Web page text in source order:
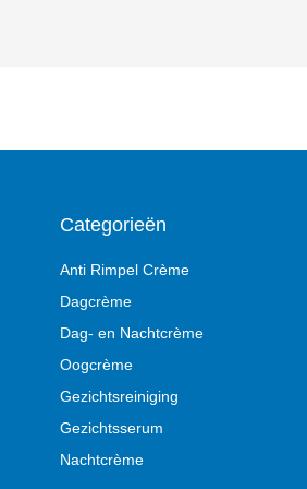
Categorieën
Anti Rimpel Crème
Dagcrème
Dag- en Nachtcrème
Oogcrème
Gezichtsreiniging
Gezichtsserum
Nachtcrème